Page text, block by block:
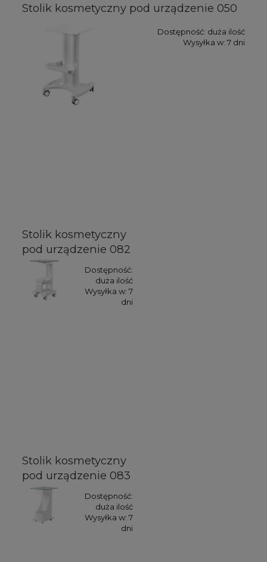
Stolik kosmetyczny pod urządzenie 050
Dostępność: duża ilość
Wysyłka w: 7 dni
Stolik kosmetyczny
pod urządzenie 082
Dostępność:
duża ilość
Wysyłka w: 7
dni
Stolik kosmetyczny
pod urządzenie 083
Dostępność:
duża ilość
Wysyłka w: 7
dni